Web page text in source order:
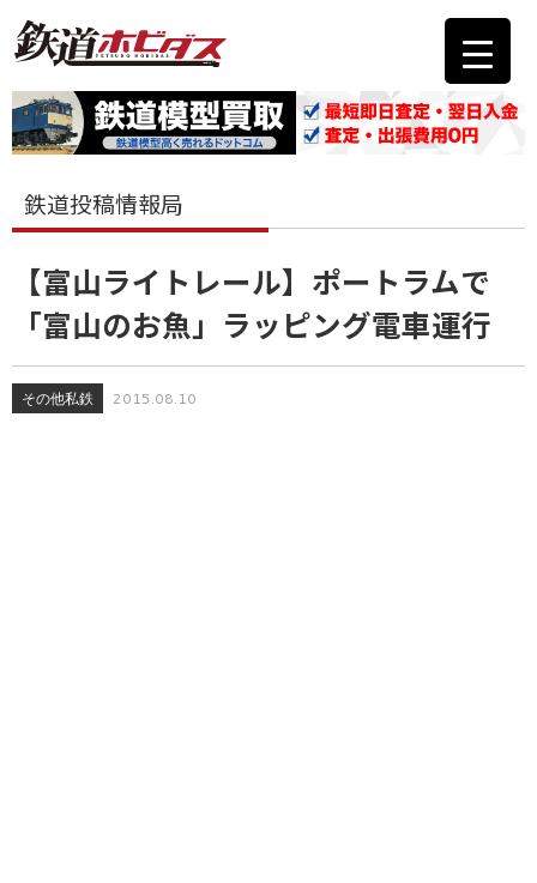
鉄道投稿情報局
【富山ライトレール】ポートラムで
「富山のお魚」ラッピング電車運行
その他私鉄 2015.08.10